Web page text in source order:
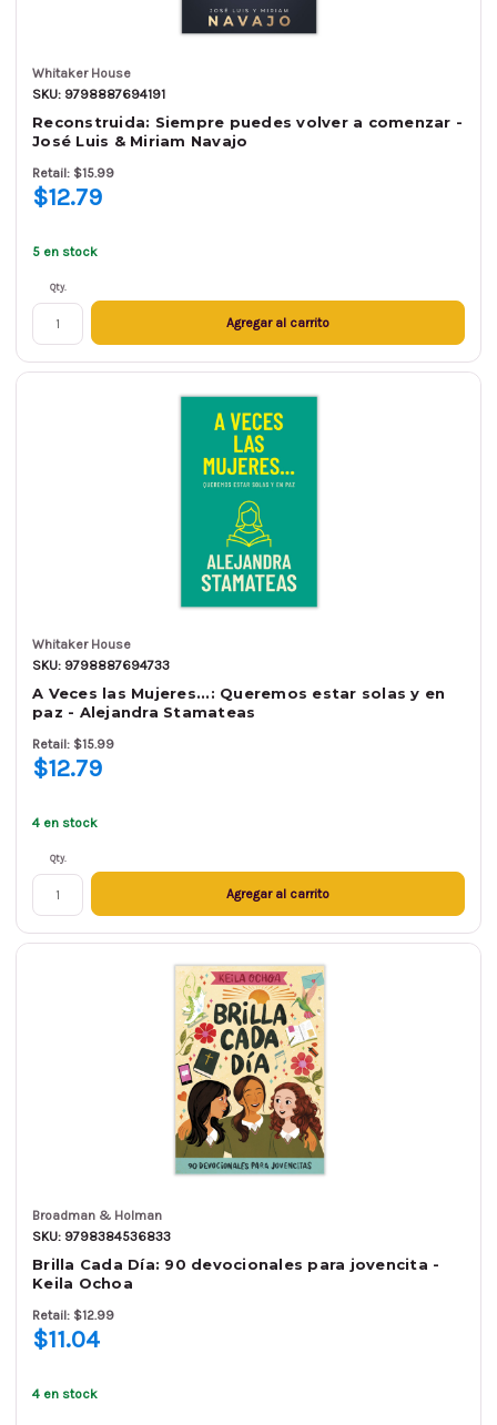
Whitaker House
SKU: 9798887694191
Reconstruida: Siempre puedes volver a comenzar -
José Luis & Miriam Navajo
Retail: $15.99
$12.79
5 en stock
Qty.
Agregar al carrito
Whitaker House
SKU: 9798887694733
A Veces las Mujeres...: Queremos estar solas y en
paz - Alejandra Stamateas
Retail: $15.99
$12.79
4 en stock
Qty.
Agregar al carrito
Broadman & Holman
SKU: 9798384536833
Brilla Cada Día: 90 devocionales para jovencita -
Keila Ochoa
Retail: $12.99
$11.04
4 en stock